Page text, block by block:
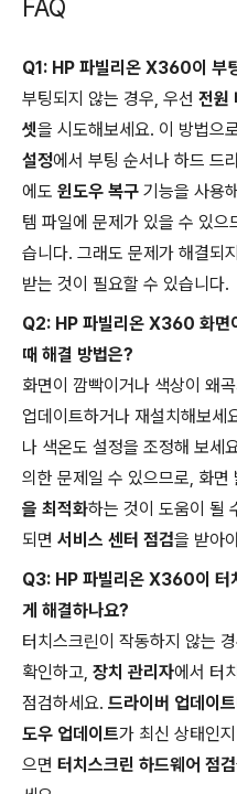
FAQ
Q1: HP 파빌리온 X360이 부
부팅되지 않는 경우, 우선 전원
셋을 시도해보세요. 이 방법으
설정에서 부팅 순서나 하드 드
에도 윈도우 복구 기능을 사용
템 파일에 문제가 있을 수 있으
습니다. 그래도 문제가 해결되
받는 것이 필요할 수 있습니다.
Q2: HP 파빌리온 X360 화면
때 해결 방법은?
화면이 깜빡이거나 색상이 왜
업데이트하거나 재설치해보세
나 색온도 설정을 조정해 보세
의한 문제일 수 있으므로, 화면
을 최적화하는 것이 도움이 될
되면 서비스 센터 점검을 받아
Q3: HP 파빌리온 X360이 터
게 해결하나요?
터치스크린이 작동하지 않는
확인하고, 장치 관리자에서 터
점검하세요. 드라이버 업데이트
도우 업데이트가 최신 상태인
으면 터치스크린 하드웨어 점검